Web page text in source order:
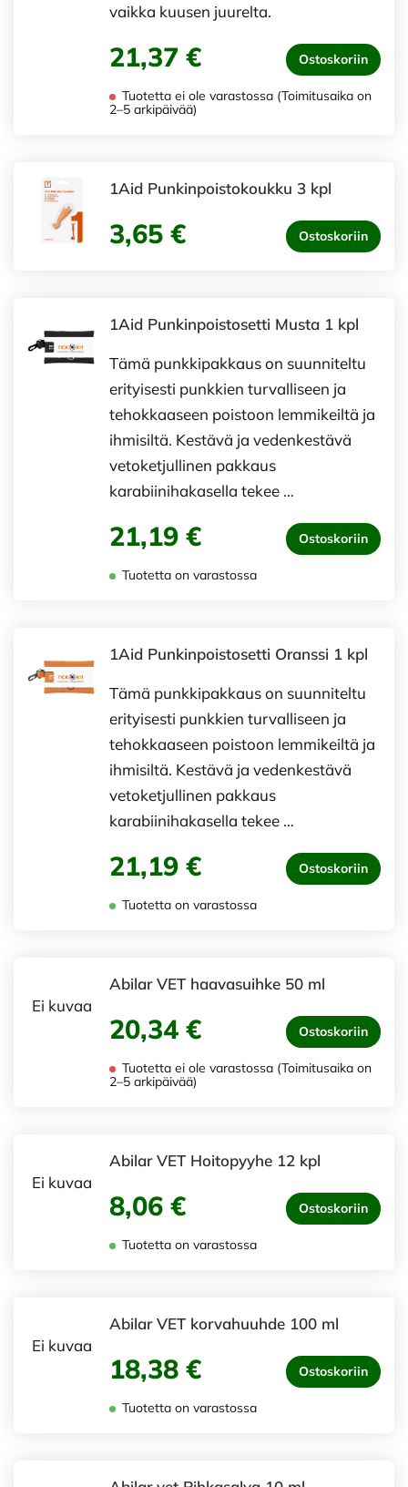
vaikka kuusen juurelta.
21,37 € Ostoskoriin
Tuotetta ei ole varastossa (Toimitusaika on
2–5 arkipäivää)
1Aid Punkinpoistokoukku 3 kpl
3,65 € Ostoskoriin
1Aid Punkinpoistosetti Musta 1 kpl
Tämä punkkipakkaus on suunniteltu
erityisesti punkkien turvalliseen ja
tehokkaaseen poistoon lemmikeiltä ja
ihmisiltä. Kestävä ja vedenkestävä
vetoketjullinen pakkaus
karabiinihakasella tekee …
21,19 € Ostoskoriin
Tuotetta on varastossa
1Aid Punkinpoistosetti Oranssi 1 kpl
Tämä punkkipakkaus on suunniteltu
erityisesti punkkien turvalliseen ja
tehokkaaseen poistoon lemmikeiltä ja
ihmisiltä. Kestävä ja vedenkestävä
vetoketjullinen pakkaus
karabiinihakasella tekee …
21,19 € Ostoskoriin
Tuotetta on varastossa
Ei kuvaa
Abilar VET haavasuihke 50 ml
20,34 € Ostoskoriin
Tuotetta ei ole varastossa (Toimitusaika on
2–5 arkipäivää)
Ei kuvaa
Abilar VET Hoitopyyhe 12 kpl
8,06 € Ostoskoriin
Tuotetta on varastossa
Ei kuvaa
Abilar VET korvahuuhde 100 ml
18,38 € Ostoskoriin
Tuotetta on varastossa